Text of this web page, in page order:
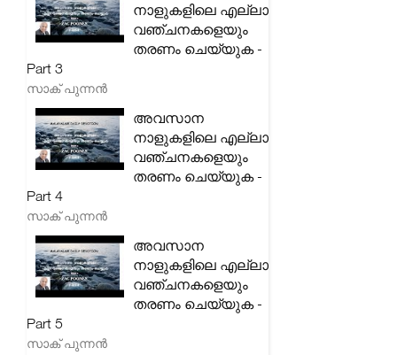
നാളുകളിലെ എല്ലാ
വഞ്ചനകളെയും
തരണം ചെയ്യുക -
Part 3
സാക് പുന്നൻ
അവസാന
നാളുകളിലെ എല്ലാ
വഞ്ചനകളെയും
തരണം ചെയ്യുക -
Part 4
സാക് പുന്നൻ
അവസാന
നാളുകളിലെ എല്ലാ
വഞ്ചനകളെയും
തരണം ചെയ്യുക -
Part 5
സാക് പുന്നൻ